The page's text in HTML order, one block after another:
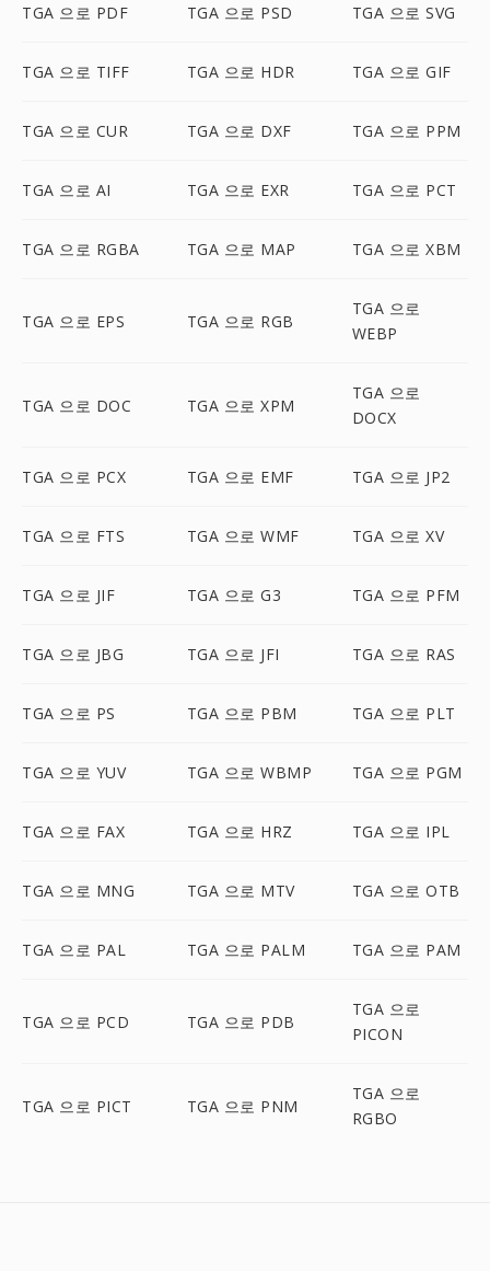
TGA 으로 PDF TGA 으로 PSD TGA 으로 SVG
TGA 으로 TIFF TGA 으로 HDR TGA 으로 GIF
TGA 으로 CUR TGA 으로 DXF TGA 으로 PPM
TGA 으로 AI TGA 으로 EXR TGA 으로 PCT
TGA 으로 RGBA TGA 으로 MAP TGA 으로 XBM
TGA 으로 EPS TGA 으로 RGB
TGA 으로
WEBP
TGA 으로 DOC TGA 으로 XPM
TGA 으로
DOCX
TGA 으로 PCX TGA 으로 EMF TGA 으로 JP2
TGA 으로 FTS TGA 으로 WMF TGA 으로 XV
TGA 으로 JIF TGA 으로 G3 TGA 으로 PFM
TGA 으로 JBG TGA 으로 JFI TGA 으로 RAS
TGA 으로 PS TGA 으로 PBM TGA 으로 PLT
TGA 으로 YUV TGA 으로 WBMP TGA 으로 PGM
TGA 으로 FAX TGA 으로 HRZ TGA 으로 IPL
TGA 으로 MNG TGA 으로 MTV TGA 으로 OTB
TGA 으로 PAL TGA 으로 PALM TGA 으로 PAM
TGA 으로 PCD TGA 으로 PDB
TGA 으로
PICON
TGA 으로 PICT TGA 으로 PNM
TGA 으로
RGBO